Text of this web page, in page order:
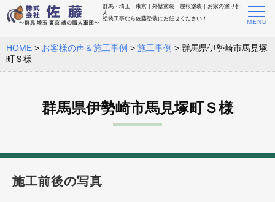
群馬・埼玉・東京｜外壁塗装｜屋根塗装｜お家の塗り替
え
塗装工事なら佐藤塗装にお任せください！
HOME > お客様の声＆施工事例 > 施工事例 > 群馬県伊勢崎市馬見塚
町Ｓ様
群馬県伊勢崎市馬見塚町Ｓ様
施工前後の写真